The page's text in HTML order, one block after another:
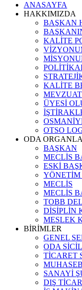
ANASAYFA
HAKKIMIZDA
BAŞKAN
KALİTE
KALİTE
MEVZUAT
ÜYESİ
OTSO
ODA
BAŞKAN
MECLİS
ESKİ
MECLİS
MECLİS
TOBB
DİSİPLİN
MESLEK
BİRİMLER
GENEL
ODA
TİCARET
SANAYİ
DIŞ